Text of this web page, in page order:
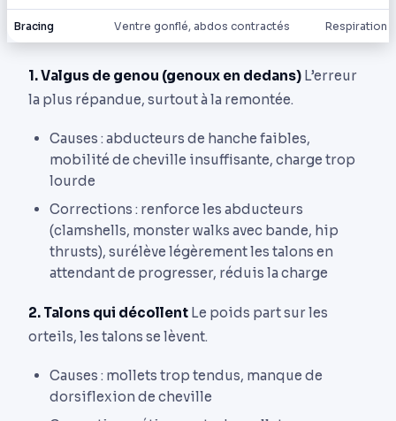
Bracing Ventre gonflé, abdos contractés Respiration
1. Valgus de genou (genoux en dedans) L’erreur
la plus répandue, surtout à la remontée.
Causes : abducteurs de hanche faibles,
mobilité de cheville insuffisante, charge trop
lourde
Corrections : renforce les abducteurs
(clamshells, monster walks avec bande, hip
thrusts), surélève légèrement les talons en
attendant de progresser, réduis la charge
2. Talons qui décollent Le poids part sur les
orteils, les talons se lèvent.
Causes : mollets trop tendus, manque de
dorsiflexion de cheville